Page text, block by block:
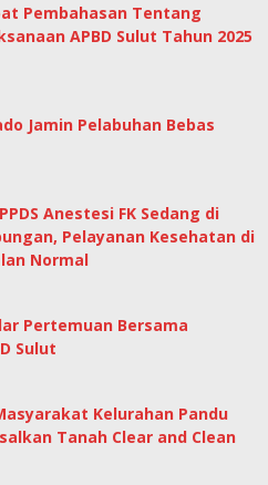
Pembahasan Tentang
APBD Sulut Tahun 2025
Jamin Pelabuhan Bebas
Anestesi FK Sedang di
Pelayanan Kesehatan di
Normal
Pertemuan Bersama
Sulut
Kelurahan Pandu
Tanah Clear and Clean